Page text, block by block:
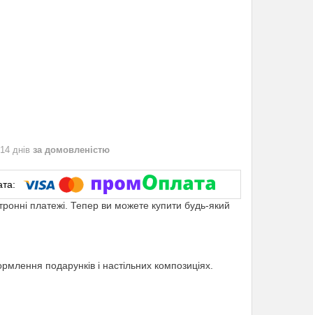
днів за домовленістю
платежі. Тепер ви можете купити будь-який
подарунків і настільних композиціях.